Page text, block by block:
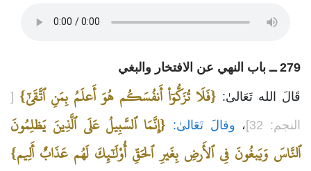
279 ــ باب النهي عن الافتخار والبغي
قَالَ الله تَعَالىٰ: {فَلَا تُزَكُّوٓاْ أَنفُسَكُم هُوَ أَعلَمُ بِمَنِ ٱتَّقَىٰٓ} [
النجم: 32] ، وقالَ تَعَالىٰ: {إِنَّمَا ٱلسَّبِيلُ عَلَى ٱلَّذِينَ يَظلِمُونَ
ٱلنَّاسَ وَيَبغُونَ فِي ٱلأَرضِ بِغَيرِ ٱلحَقِّ أُوْلَٰٓئِكَ لَهُم عَذَابٌ أَلِيم}